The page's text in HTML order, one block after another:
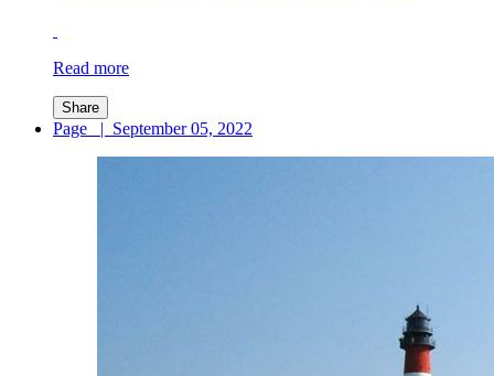
Read more
Share
Page | September 05, 2022